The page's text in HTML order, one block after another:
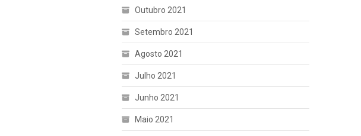
Outubro 2021
Setembro 2021
Agosto 2021
Julho 2021
Junho 2021
Maio 2021